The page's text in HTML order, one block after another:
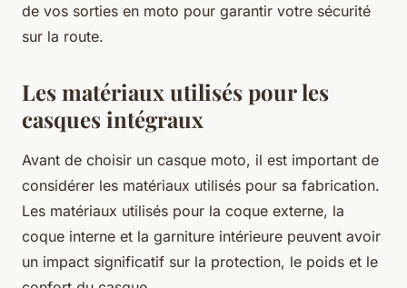
de vos sorties en moto pour garantir votre sécurité
sur la route.
Les matériaux utilisés pour les
casques intégraux
Avant de choisir un casque moto, il est important de
considérer les matériaux utilisés pour sa fabrication.
Les matériaux utilisés pour la coque externe, la
coque interne et la garniture intérieure peuvent avoir
un impact significatif sur la protection, le poids et le